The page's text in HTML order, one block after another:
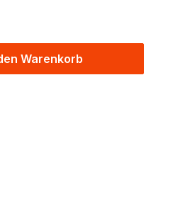
oder benutze die Schaltflächen
Warenkorb